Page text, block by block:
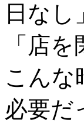
日なし
「店
こんな
必要だ